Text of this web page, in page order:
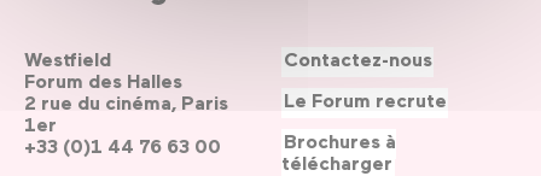
Westfield
Forum des Halles
2 rue du cinéma, Paris
1er
+33 (0)1 44 76 63 00
Contactez-nous
Le Forum recrute
Brochures à
télécharger